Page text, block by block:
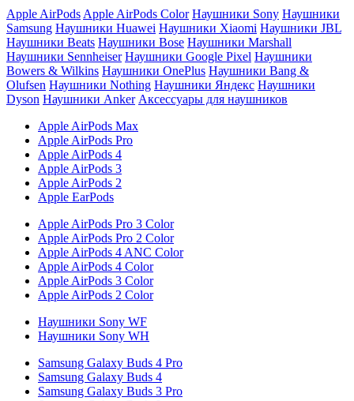
Apple AirPods Apple AirPods Color Наушники Sony Наушники
Samsung Наушники Huawei Наушники Xiaomi Наушники JBL
Наушники Beats Наушники Bose Наушники Marshall
Наушники Sennheiser Наушники Google Pixel Наушники
Bowers & Wilkins Наушники OnePlus Наушники Bang &
Olufsen Наушники Nothing Наушники Яндекс Наушники
Dyson Наушники Anker Аксессуары для наушников
Apple AirPods Max
Apple AirPods Pro
Apple AirPods 4
Apple AirPods 3
Apple AirPods 2
Apple EarPods
Apple AirPods Pro 3 Color
Apple AirPods Pro 2 Color
Apple AirPods 4 ANC Color
Apple AirPods 4 Color
Apple AirPods 3 Color
Apple AirPods 2 Color
Наушники Sony WF
Наушники Sony WH
Samsung Galaxy Buds 4 Pro
Samsung Galaxy Buds 4
Samsung Galaxy Buds 3 Pro